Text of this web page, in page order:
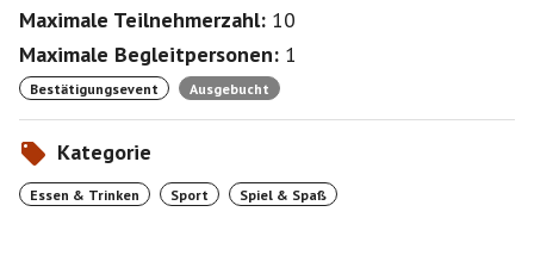
Maximale Teilnehmerzahl: 10
Maximale Begleitpersonen: 1
Bestätigungsevent Ausgebucht
Kategorie
Essen & Trinken Sport Spiel & Spaß